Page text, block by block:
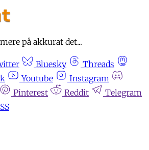
på akkurat det...
Bluesky
Threads
Youtube
Instagram
Pinterest Reddit
Telegram